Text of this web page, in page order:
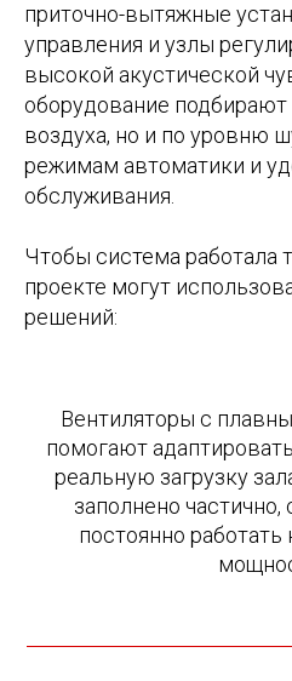
приточно-вытяжные
управления и узлы
высокой акустической
оборудование подбирают
воздуха, но и по уровню
режимам автоматики и
обслуживания.
Чтобы система работала
проекте могут
решений:
Вентиляторы с
помогают
реальную загрузку
заполнено
постоянно